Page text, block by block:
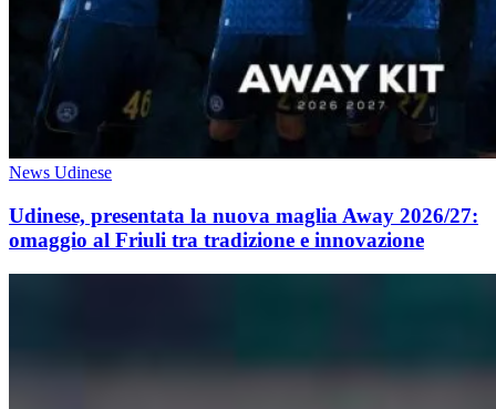
News Udinese
Udinese, presentata la nuova maglia Away 2026/27:
omaggio al Friuli tra tradizione e innovazione